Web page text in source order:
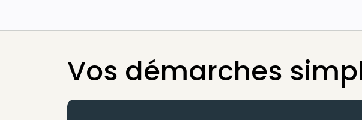
Vos démarches